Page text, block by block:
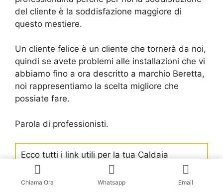
del cliente è la soddisfazione maggiore di
questo mestiere.
Un cliente felice è un cliente che tornerà da noi,
quindi se avete problemi alle installazioni che vi
abbiamo fino a ora descritto a marchio Beretta,
noi rappresentiamo la scelta migliore che
possiate fare.
Parola di professionisti.
Ecco tutti i link utili per la tua Caldaia
Beretta:
Chiama Ora Whatsapp Email